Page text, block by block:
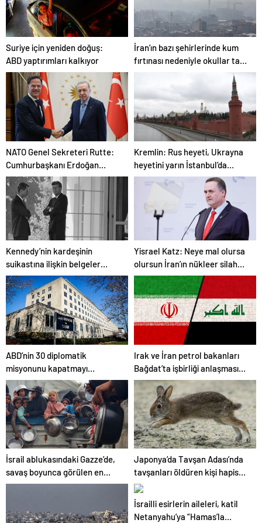
Suriye için yeniden doğuş:
ABD yaptırımları kalkıyor
İran’ın bazı şehirlerinde kum
fırtınası nedeniyle okullar tatil
NATO Genel Sekreteri Rutte:
Cumhurbaşkanı Erdoğan
NATO içinde inanılmaz bir lider
Kremlin: Rus heyeti, Ukrayna
heyetini yarın İstanbul’da
bekleyecek
Kennedy’nin kardeşinin
suikastına ilişkin belgeler
yayımlandı
Yisrael Katz: Neye mal olursa
olursun İran’ın nükleer silah
elde etmesini engelleyeceğiz
ABD’nin 30 diplomatik
misyonunu kapatmayı
planladığı iddia edildi
Irak ve İran petrol bakanları
Bağdat’ta işbirliği anlaşması
imzaladı
İsrail ablukasındaki Gazze’de,
savaş boyunca görülen en
kötü insani durum yaşanıyor
Japonya’da Tavşan Adası’nda
tavşanları öldüren kişi hapis
cezasına çarptırıldı
İsrailli esirlerin aileleri, katil
Netanyahu’ya “Hamas’la